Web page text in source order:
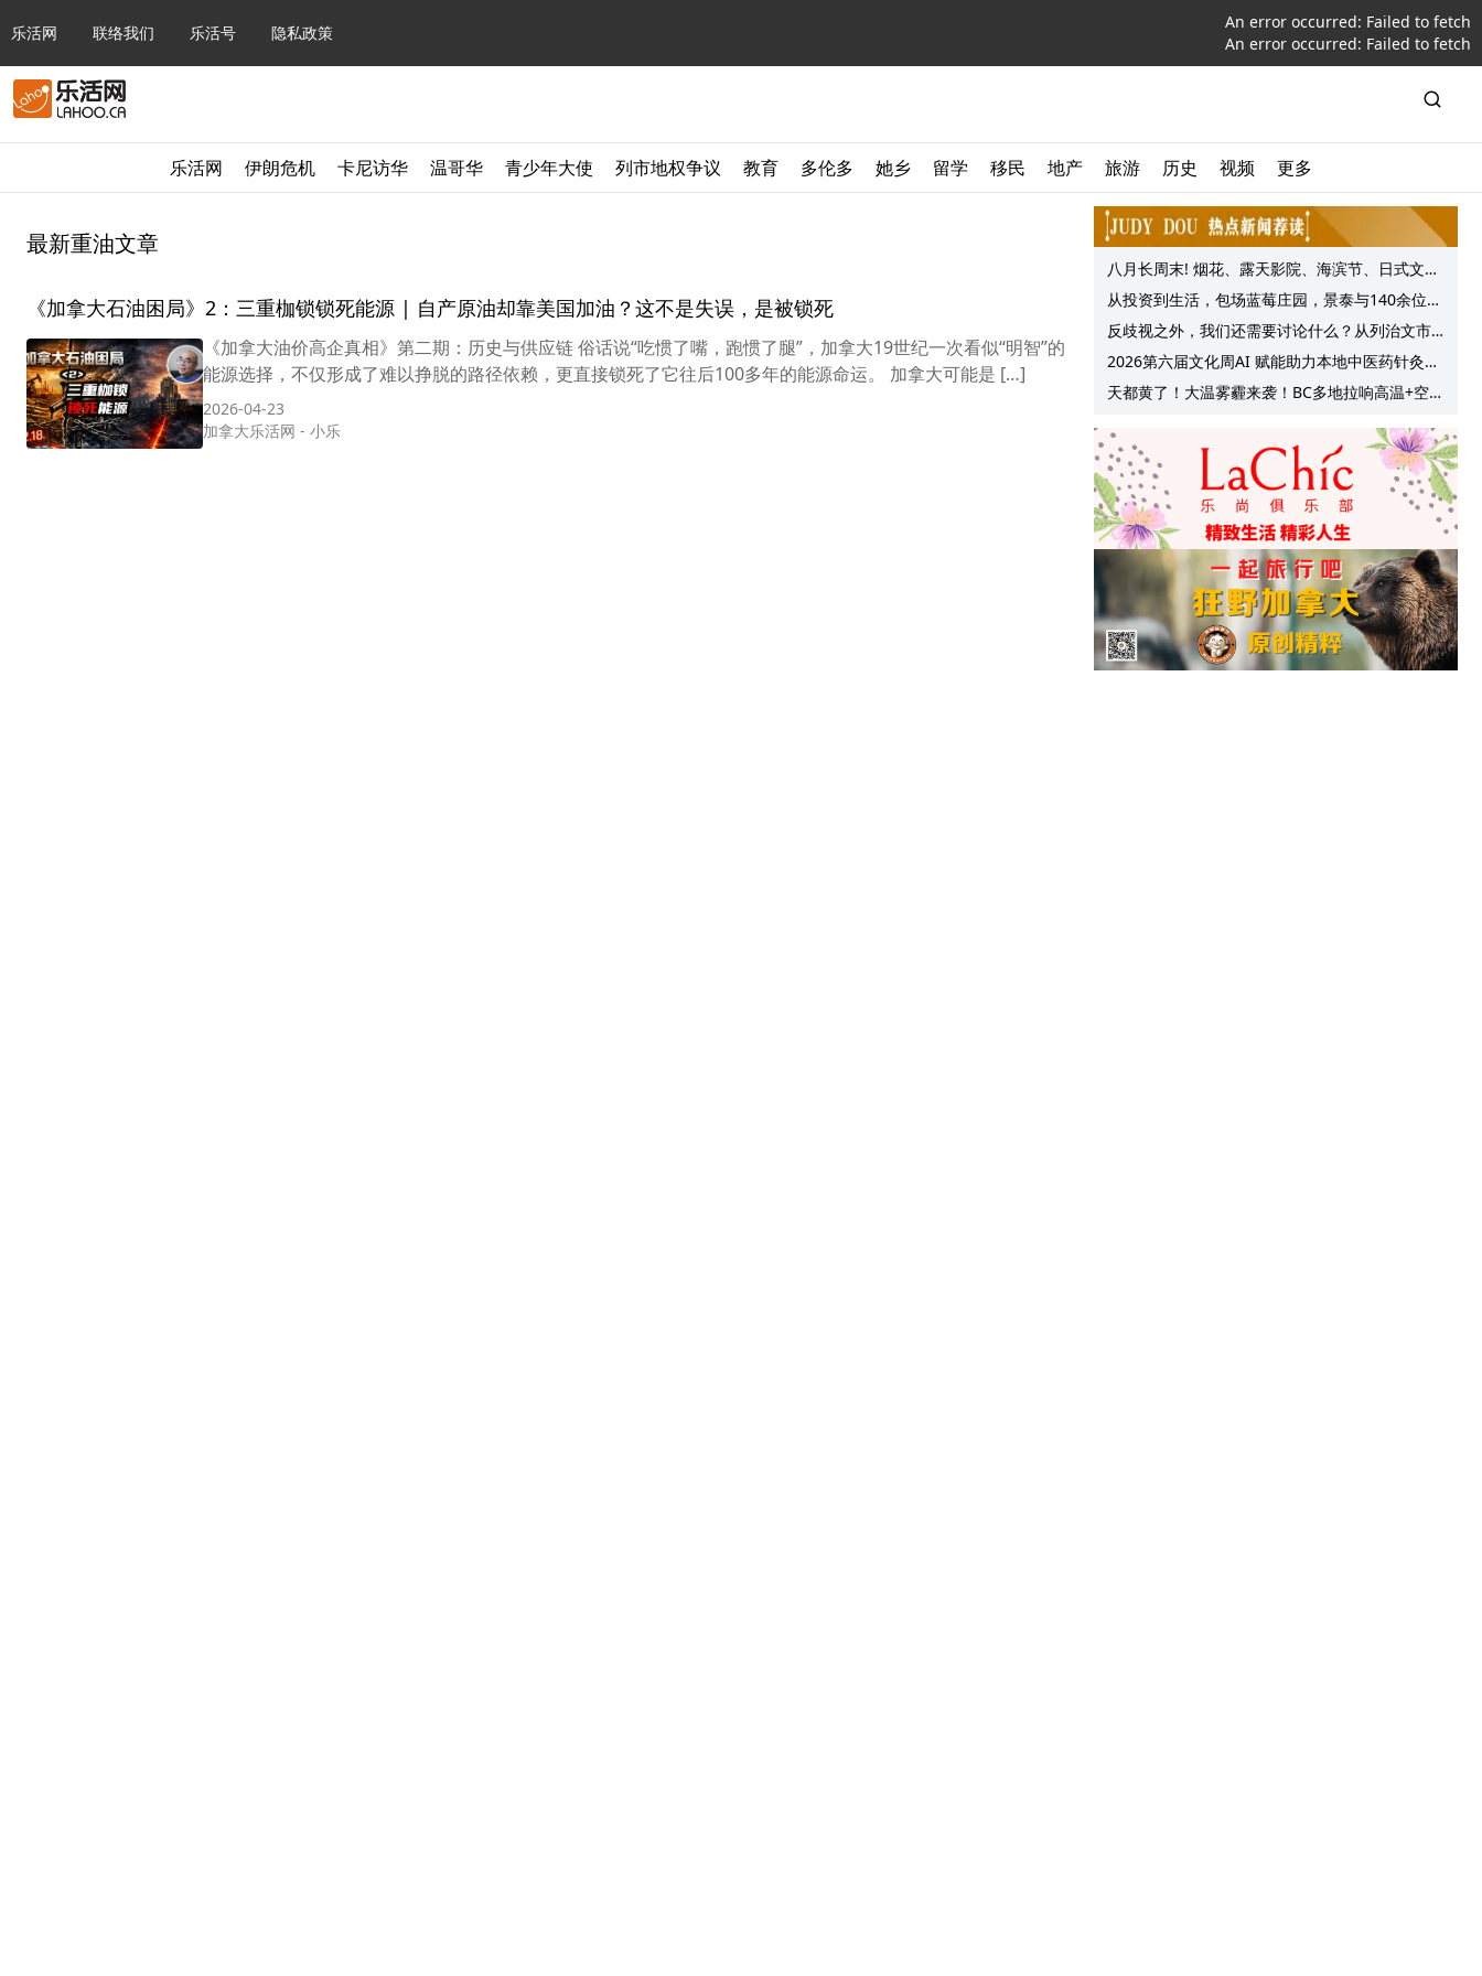
乐活网 联络我们 乐活号 隐私政策
An error occurred: Failed to fetch
An error occurred: Failed to fetch
乐活网 伊朗危机 卡尼访华 温哥华 青少年大使 列市地权争议 教育 多伦多 她乡 留学 移民 地产 旅游 历史 视频 更多
最新重油文章
《加拿大石油困局》2：三重枷锁锁死能源 | 自产原油却靠美国加油？这不是失误，是被锁死
《加拿大油价高企真相》第二期：历史与供应链 俗话说“吃惯了嘴，跑惯了腿”，加拿大19世纪一次看似“明智”的
能源选择，不仅形成了难以挣脱的路径依赖，更直接锁死了它往后100多年的能源命运。 加拿大可能是 […]
2026-04-23
加拿大乐活网 - 小乐
八月长周末! 烟花、露天影院、海滨节、日式文化
节庆, 大温哥华各种精彩活动上线!
从投资到生活，包场蓝莓庄园，景泰与140余位客
户共享夏日”莓”好时光
反歧视之外，我们还需要讨论什么？从列治文市
议会一项动议谈起
2026第六届文化周AI 赋能助力本地中医药针灸服
务提质升级
天都黄了！大温雾霾来袭！BC多地拉响高温+空气